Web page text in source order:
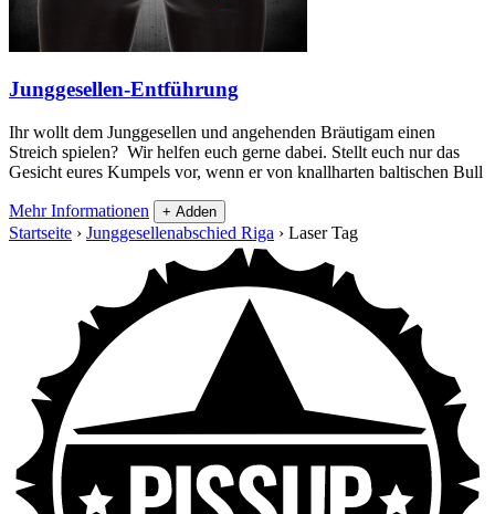
Junggesellen-Entführung
Ihr wollt dem Junggesellen und angehenden Bräutigam einen
Streich spielen? Wir helfen euch gerne dabei. Stellt euch nur das
Gesicht eures Kumpels vor, wenn er von knallharten baltischen Bull
Mehr Informationen + Adden
Startseite › Junggesellenabschied Riga › Laser Tag